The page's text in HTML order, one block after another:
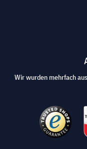
Wir wurden mehrfach